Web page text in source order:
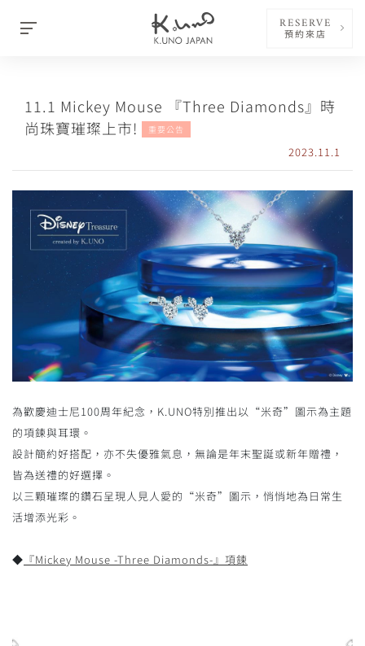
RESERVE
預約來店
11.1 Mickey Mouse 『Three Diamonds』時
尚珠寶璀璨上市!
重要公告
2023.11.1
為歡慶迪士尼100周年紀念，K.UNO特別推出以“米奇”圖示為主題
的項鍊與耳環。
設計簡約好搭配，亦不失優雅氣息，無論是年末聖誕或新年贈禮，
皆為送禮的好選擇。
以三顆璀璨的鑽石呈現人見人愛的“米奇”圖示，悄悄地為日常生
活增添光彩。
◆ 『Mickey Mouse -Three Diamonds-』項鍊